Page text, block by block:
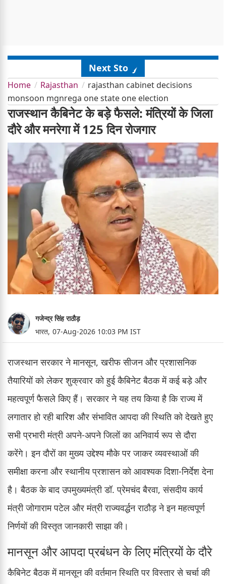
Next Story
Home Rajasthan
rajasthan cabinet decisions
monsoon mgnrega one state one election
राजस्थान कैबिनेट के बड़े फैसले: मंत्रियों के जिला
दौरे और मनरेगा में 125 दिन रोजगार
गजेन्द्र सिंह राठौड़
भारत, 07-Aug-2026 10:03 PM IST
राजस्थान सरकार ने मानसून, खरीफ सीजन और प्रशासनिक
तैयारियों को लेकर शुक्रवार को हुई कैबिनेट बैठक में कई बड़े और
महत्वपूर्ण फैसले किए हैं। सरकार ने यह तय किया है कि राज्य में
लगातार हो रही बारिश और संभावित आपदा की स्थिति को देखते हुए
सभी प्रभारी मंत्री अपने-अपने जिलों का अनिवार्य रूप से दौरा
करेंगे। इन दौरों का मुख्य उद्देश्य मौके पर जाकर व्यवस्थाओं की
समीक्षा करना और स्थानीय प्रशासन को आवश्यक दिशा-निर्देश देना
है। बैठक के बाद उपमुख्यमंत्री डॉ. प्रेमचंद बैरवा, संसदीय कार्य
मंत्री जोगाराम पटेल और मंत्री राज्यवर्द्धन राठौड़ ने इन महत्वपूर्ण
निर्णयों की विस्तृत जानकारी साझा की।
मानसून और आपदा प्रबंधन के लिए मंत्रियों के दौरे
कैबिनेट बैठक में मानसून की वर्तमान स्थिति पर विस्तार से चर्चा की